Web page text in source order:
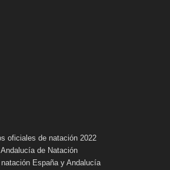
oficiales de natación 2022
de Natación
España y Andalucía